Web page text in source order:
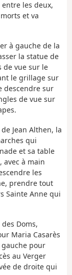
les deux,
et va
à gauche de la
la statue de
de vue sur le
le grillage sur
descendre sur
de vue sur
Jean Althen, la
qui
et sa table
avec à main
les
prendre tout
Sainte Anne qui
Doms,
Maria Casarès
gauche pour
au Verger
de droite qui